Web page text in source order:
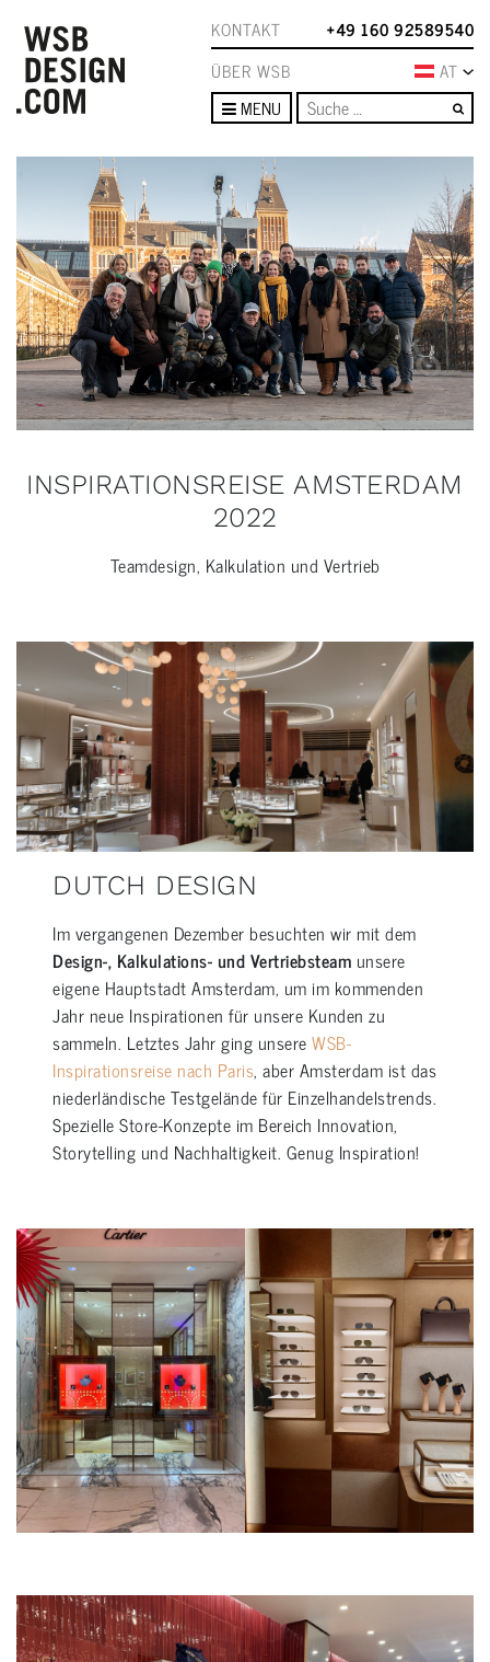
KONTAKT
+49 160 92589540
ÜBER WSB
AT
MENU
INSPIRATIONSREISE AMSTERDAM
2022
Teamdesign, Kalkulation und Vertrieb
DUTCH DESIGN
Im vergangenen Dezember besuchten wir mit dem
Design-, Kalkulations- und Vertriebsteam unsere
eigene Hauptstadt Amsterdam, um im kommenden
Jahr neue Inspirationen für unsere Kunden zu
sammeln. Letztes Jahr ging unsereWSB-
Inspirationsreise nach Paris, aber Amsterdam ist das
niederländische Testgelände für Einzelhandelstrends.
Spezielle Store-Konzepte im Bereich Innovation,
Storytelling und Nachhaltigkeit. Genug Inspiration!